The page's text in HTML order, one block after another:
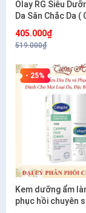
Olay RG Siêu
Da Săn Chắc Da (
405.000₫
519.000₫
- 25%
Kem dưỡng ẩm
phục hồi chuyên